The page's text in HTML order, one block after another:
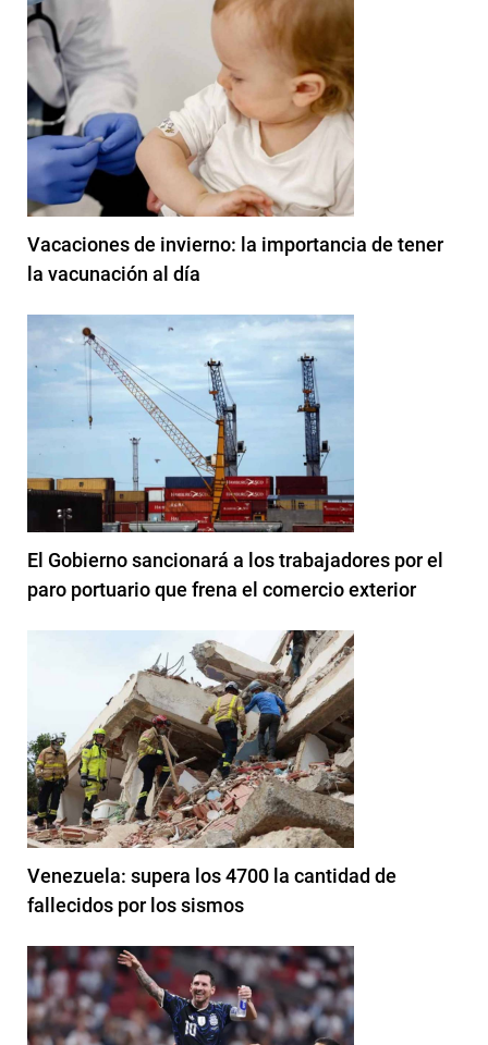
Vacaciones de invierno: la importancia de tener
la vacunación al día
El Gobierno sancionará a los trabajadores por el
paro portuario que frena el comercio exterior
Venezuela: supera los 4700 la cantidad de
fallecidos por los sismos